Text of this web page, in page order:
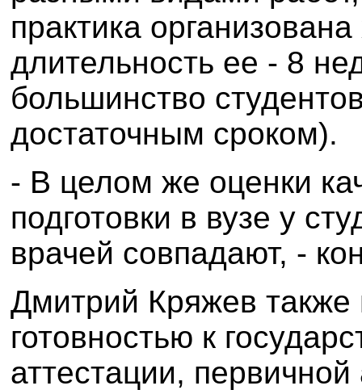
практика
длительность ее - 8
большинство
достаточным сроком).
- В целом же оценки
подготовки в вузе у
врачей совпадают, -
Дмитрий Кряжев также
готовностью к
аттестации,